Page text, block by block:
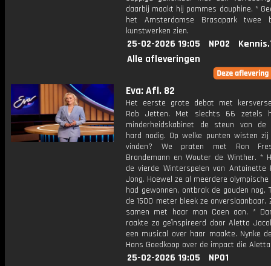
daarbij maakt hij pommes dauphine. *
het Amsterdamse Brasapark twee
kunstwerken zien.
25-02-2026 19:05 NPO2
Alle afleveringen
Eva: Afl. 82
Het eerste grote debat met
Rob Jetten. Met slechts 66 zetels
minderheidskabinet de steun van de
hard nodig. Op welke punten wisten
vinden? We praten met Ron
Brandemann en Wouter de Winther. *
de vierde Winterspelen van Antoinette
Jong. Hoewel ze al meerdere
had gewonnen, ontbrak de gouden nog.
de 1500 meter bleek ze onverslaanbaar.
samen met haar man Coen aan. *
raakte zo geïnspireerd door Aletta
een musical over haar maakte. Nynke
Hans Goedkoop over de impact die
25-02-2026 19:05
NPO1